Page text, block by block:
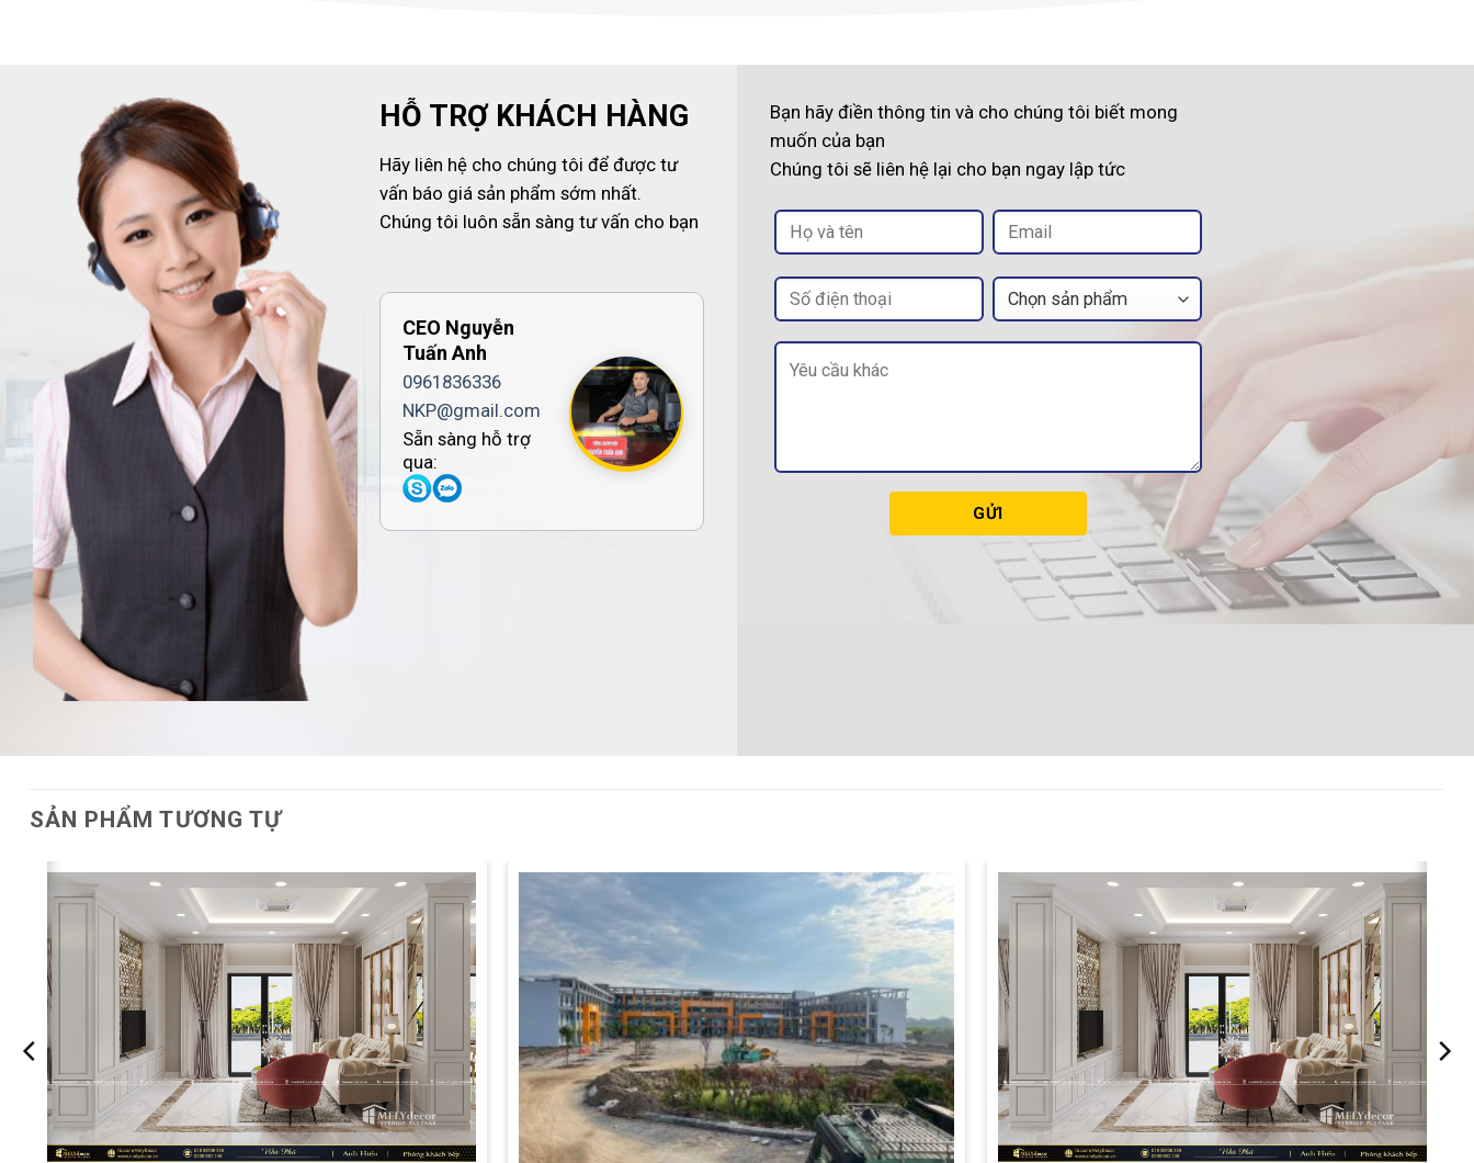
HỖ TRỢ KHÁCH HÀNG
Hãy liên hệ cho chúng tôi để được tư
vấn báo giá sản phẩm sớm nhất.
Chúng tôi luôn sẵn sàng tư vấn cho bạn
CEO Nguyễn
Tuấn Anh
0961836336
NKP@gmail.com
Sẵn sàng hỗ trợ
qua:
Bạn hãy điền thông tin và cho chúng tôi biết mong
muốn của bạn
Chúng tôi sẽ liên hệ lại cho bạn ngay lập tức
SẢN PHẨM TƯƠNG TỰ